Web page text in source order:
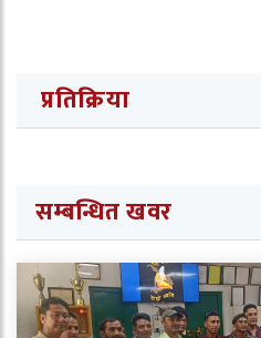
प्रतिक्रिया
सम्बन्धित खवर